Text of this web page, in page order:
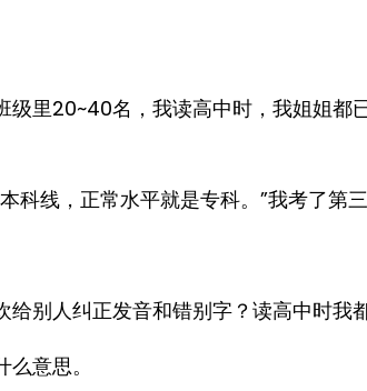
级里20~40名，我读高中时，我姐姐都
科线，正常水平就是专科。”我考了第
给别人纠正发音和错别字？读高中时我
意思。